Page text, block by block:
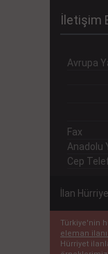
İletişim
Avrupa
Fax
Anadolu
Cep
İlan
Türkiye'nin
eleman ilanı
Hürriyet